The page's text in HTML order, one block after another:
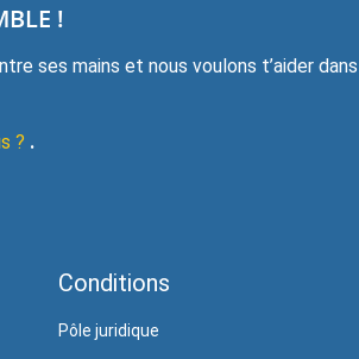
!
ses mains et nous voulons t’aider
? .
Conditions
Pôle juridique